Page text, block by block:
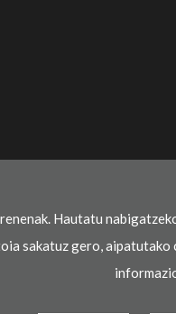
Hautatu
sakatuz gero,